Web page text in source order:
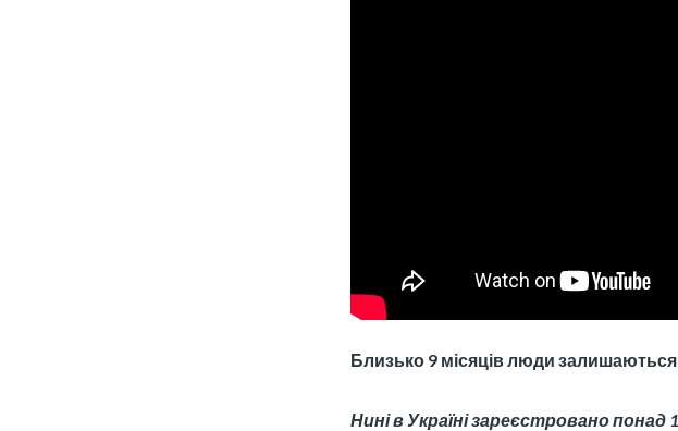
Близько 9 місяців люди
Нині в Україні зареєстровано